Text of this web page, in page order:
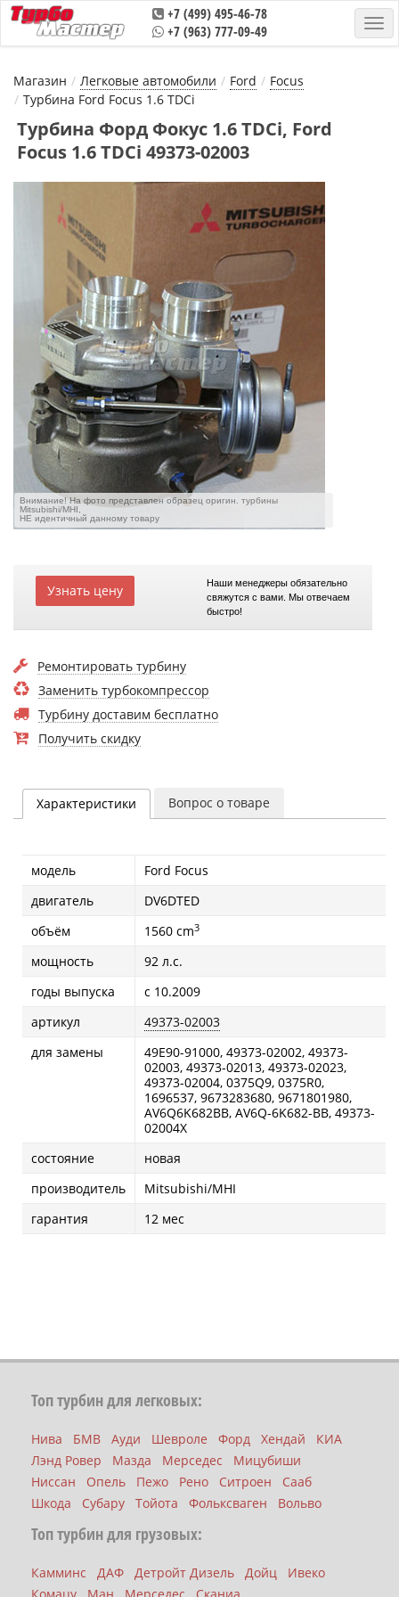
+7 (499) 495-46-78
+7 (963) 777-09-49
Магазин Легковые автомобили Ford
Focus
Турбина Ford Focus 1.6 TDCi
Турбина Форд Фокус 1.6 TDCi, Ford
Focus 1.6 TDCi 49373-02003
Внимание! На фото представлен образец оригин. турбины
Mitsubishi/MHI,
НЕ идентичный данному товару
Узнать цену
Наши менеджеры обязательно
свяжутся с вами. Мы отвечаем
быстро!
Ремонтировать турбину
Заменить турбокомпрессор
Турбину доставим бесплатно
Получить скидку
Характеристики Вопрос о товаре
модель
Ford Focus
двигатель
DV6DTED
объём
1560 cm3
мощность
92 л.с.
годы выпуска
с 10.2009
артикул
49373-02003
для замены
49E90-91000, 49373-02002, 49373-
02003, 49373-02013, 49373-02023,
49373-02004, 0375Q9, 0375R0,
1696537, 9673283680, 9671801980,
AV6Q6K682BB, AV6Q-6K682-BB, 49373-
02004X
состояние
новая
производитель
Mitsubishi/MHI
гарантия
12 мес
Топ турбин для легковых:
Нива БМВ Ауди Шевроле Форд Хендай
КИА
Лэнд Ровер
Мазда Мерседес
Мицубиши
Ниссан
Опель Пежо Рено Ситроен
Сааб
Шкода
Субару Тойота Фольксваген Вольво
Топ турбин для грузовых:
Камминс ДАФ Детройт Дизель Дойц
Ивеко